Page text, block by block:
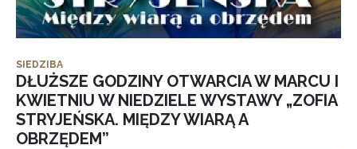
SIEDZIBA
DŁUŻSZE GODZINY OTWARCIA W MARCU I
KWIETNIU W NIEDZIELE WYSTAWY „ZOFIA
STRYJEŃSKA. MIĘDZY WIARĄ A
OBRZĘDEM”